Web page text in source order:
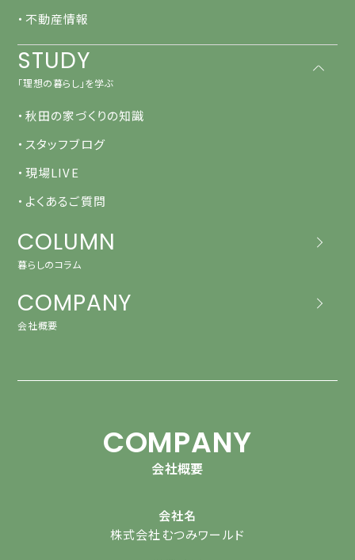
・不動産情報
STUDY
「理想の暮らし」を学ぶ
・秋田の家づくりの知識
・スタッフブログ
・現場LIVE
・よくあるご質問
COLUMN
暮らしのコラム
COMPANY
会社概要
COMPANY
会社概要
会社名
株式会社むつみワールド